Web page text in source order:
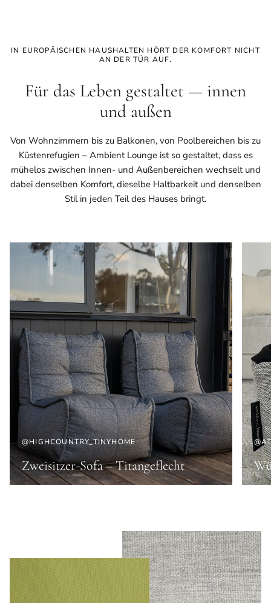
IN EUROPÄISCHEN HAUSHALTEN HÖRT DER KOMFORT NICHT
AN DER TÜR AUF.
Für das Leben gestaltet — innen
und außen
Von Wohnzimmern bis zu Balkonen, von Poolbereichen bis zu
Küstenrefugien – Ambient Lounge ist so gestaltet, dass es
mühelos zwischen Innen- und Außenbereichen wechselt und
dabei denselben Komfort, dieselbe Haltbarkeit und denselben
Stil in jeden Teil des Hauses bringt.
@HIGHCOUNTRY_TINYHOME
Zweisitzer-Sofa – Titangeflecht